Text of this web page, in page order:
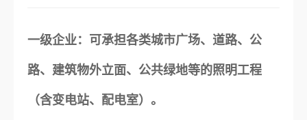
一级企业：可承担各类城市广场、道路、公
路、建筑物外立面、公共绿地等的照明工程
（含变电站、配电室）。